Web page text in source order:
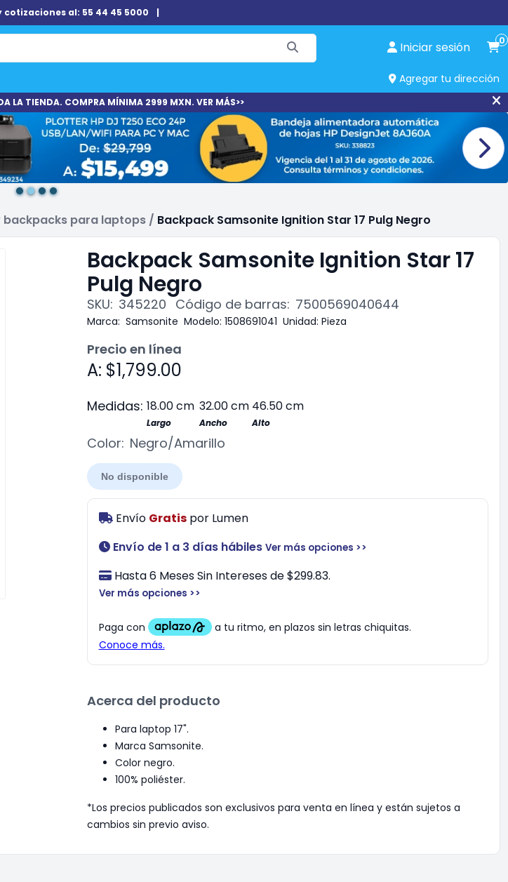
al: 55 44 45 5000 |
Iniciar sesión 0
Agregar tu dirección
LA TIENDA. COMPRA MÍNIMA 2999 MXN. VER MÁS>>
backpacks para laptops / Backpack Samsonite Ignition Star 17 Pulg Negro
Backpack Samsonite Ignition Star 17
Pulg Negro
SKU: 345220 Código de barras: 7500569040644
Marca: Samsonite Modelo: 1508691041 Unidad: Pieza
Precio en línea
A: $1,799.00
Medidas: 18.00 cm 32.00 cm 46.50 cm
Largo Ancho Alto
Color: Negro/Amarillo
No disponible
Envío Gratispor Lumen
Envío de 1 a 3 días hábiles Ver más opciones >>
Hasta 6 Meses Sin Intereses de $299.83.
Ver más opciones >>
Acerca del producto
Para laptop 17".
Marca Samsonite.
Color negro.
100% poliéster.
*Los precios publicados son exclusivos para venta en línea y están sujetos a
cambios sin previo aviso.